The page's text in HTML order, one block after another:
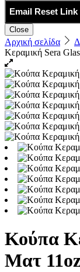
Email Reset Link
Close
Αρχική σελίδα
Κεραμική Sera
Κούπα
Ματ